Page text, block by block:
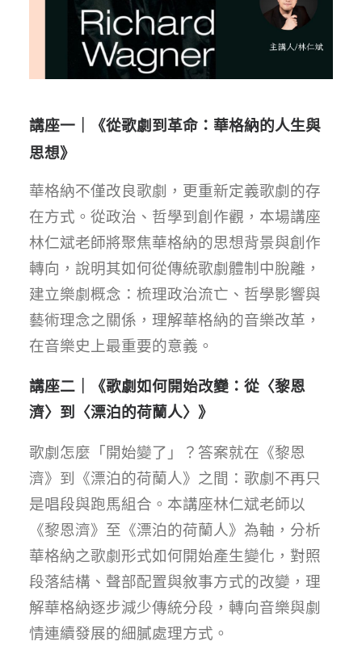
講座一｜《從歌劇到革命：華格納的人生與
思想》
華格納不僅改良歌劇，更重新定義歌劇的存
在方式。從政治、哲學到創作觀，本場講座
林仁斌老師將聚焦華格納的思想背景與創作
轉向，說明其如何從傳統歌劇體制中脫離，
建立樂劇概念：梳理政治流亡、哲學影響與
藝術理念之關係，理解華格納的音樂改革，
在音樂史上最重要的意義。
講座二｜《歌劇如何開始改變：從〈黎恩
濟〉到〈漂泊的荷蘭人〉》
歌劇怎麼「開始變了」？答案就在《黎恩
濟》到《漂泊的荷蘭人》之間：歌劇不再只
是唱段與跑馬組合。本講座林仁斌老師以
《黎恩濟》至《漂泊的荷蘭人》為軸，分析
華格納之歌劇形式如何開始產生變化，對照
段落結構、聲部配置與敘事方式的改變，理
解華格納逐步減少傳統分段，轉向音樂與劇
情連續發展的細膩處理方式。